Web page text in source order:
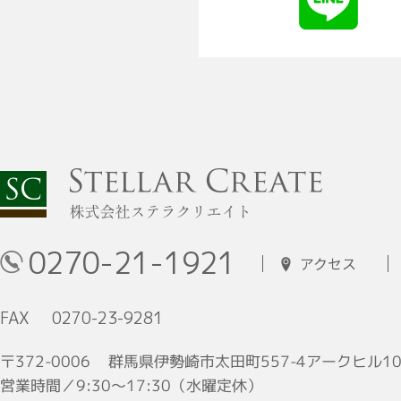
0270-21-1921 アクセス
FAX 0270-23-9281
〒372-0006 群馬県伊勢崎市太田町557-4アークヒル
営業時間／9:30〜17:30（水曜定休）